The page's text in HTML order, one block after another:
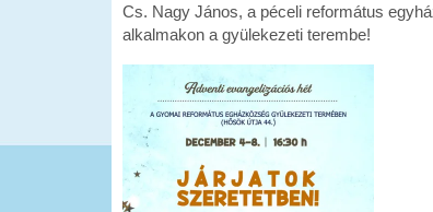
Cs. Nagy János, a péceli református
alkalmakon a gyülekezeti terembe!